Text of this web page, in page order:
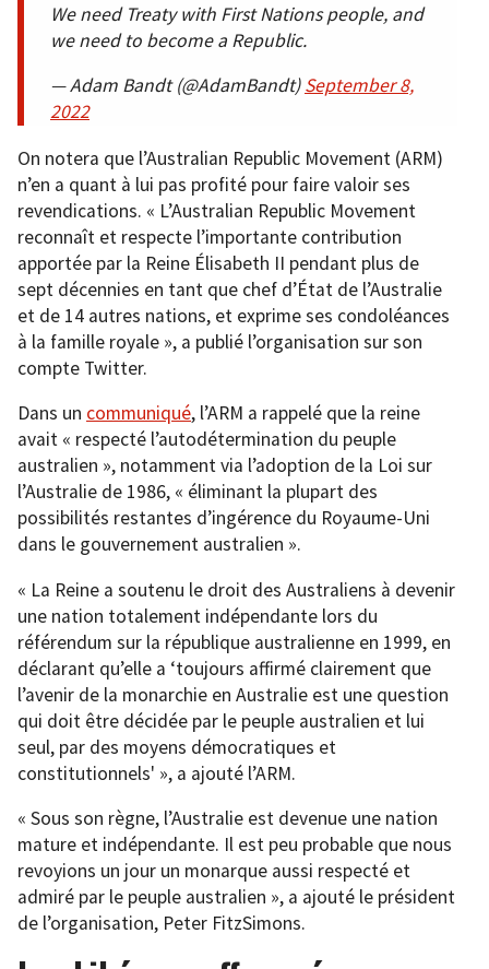
We need Treaty with First Nations people, and
we need to become a Republic.
— Adam Bandt (@AdamBandt)September 8,
2022
On notera que l’Australian Republic Movement (ARM)
n’en a quant à lui pas profité pour faire valoir ses
revendications. « L’Australian Republic Movement
reconnaît et respecte l’importante contribution
apportée par la Reine Élisabeth II pendant plus de
sept décennies en tant que chef d’État de l’Australie
et de 14 autres nations, et exprime ses condoléances
à la famille royale », a publié l’organisation sur son
compte Twitter.
Dans un communiqué, l’ARM a rappelé que la reine
avait « respecté l’autodétermination du peuple
australien », notamment via l’adoption de la Loi sur
l’Australie de 1986, « éliminant la plupart des
possibilités restantes d’ingérence du Royaume-Uni
dans le gouvernement australien ».
« La Reine a soutenu le droit des Australiens à devenir
une nation totalement indépendante lors du
référendum sur la république australienne en 1999, en
déclarant qu’elle a ‘toujours affirmé clairement que
l’avenir de la monarchie en Australie est une question
qui doit être décidée par le peuple australien et lui
seul, par des moyens démocratiques et
constitutionnels' », a ajouté l’ARM.
« Sous son règne, l’Australie est devenue une nation
mature et indépendante. Il est peu probable que nous
revoyions un jour un monarque aussi respecté et
admiré par le peuple australien », a ajouté le président
de l’organisation, Peter FitzSimons.